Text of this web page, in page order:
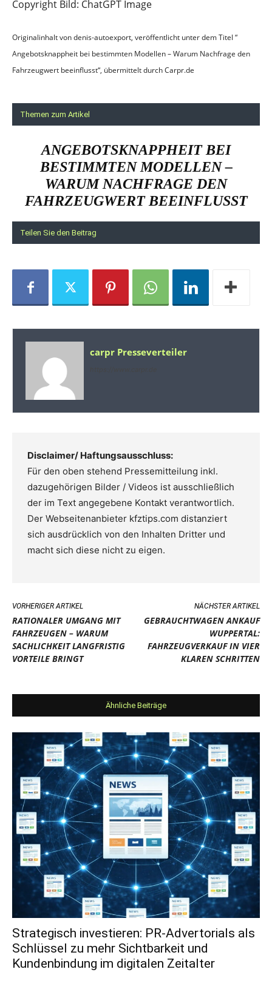
Copyright Bild: ChatGPT Image
Originalinhalt von denis-autoexport, veröffentlicht unter dem Titel “
Angebotsknappheit bei bestimmten Modellen – Warum Nachfrage den
Fahrzeugwert beeinflusst“, übermittelt durch Carpr.de
Themen zum Artikel
ANGEBOTSKNAPPHEIT BEI
BESTIMMTEN MODELLEN –
WARUM NACHFRAGE DEN
FAHRZEUGWERT BEEINFLUSST
Teilen Sie den Beitrag
carpr Presseverteiler
Disclaimer/ Haftungsausschluss:
Für den oben stehend Pressemitteilung inkl.
dazugehörigen Bilder / Videos ist ausschließlich
der im Text angegebene Kontakt verantwortlich.
Der Webseitenanbieter kfztips.com distanziert
sich ausdrücklich von den Inhalten Dritter und
macht sich diese nicht zu eigen.
VORHERIGER ARTIKEL
RATIONALER UMGANG MIT
FAHRZEUGEN – WARUM
SACHLICHKEIT LANGFRISTIG
VORTEILE BRINGT
NÄCHSTER ARTIKEL
GEBRAUCHTWAGEN ANKAUF
WUPPERTAL:
FAHRZEUGVERKAUF IN VIER
KLAREN SCHRITTEN
Ähnliche Beiträge
Strategisch investieren: PR-Advertorials als
Schlüssel zu mehr Sichtbarkeit und
Kundenbindung im digitalen Zeitalter